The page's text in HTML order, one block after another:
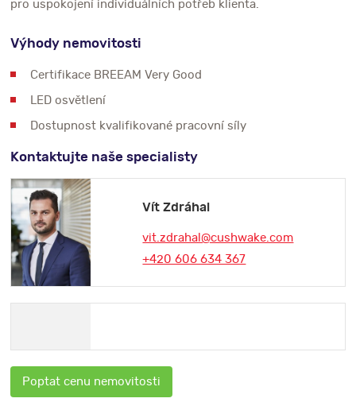
pro uspokojení individuálních potřeb klienta.
Výhody nemovitosti
Certifikace BREEAM Very Good
LED osvětlení
Dostupnost kvalifikované pracovní síly
Kontaktujte naše specialisty
Vít Zdráhal
vit.zdrahal@cushwake.com
+420 606 634 367
Poptat cenu nemovitosti